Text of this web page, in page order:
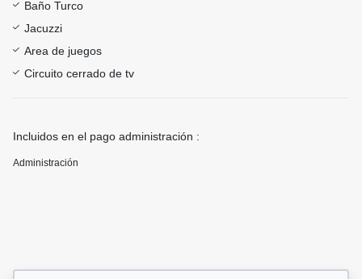
Baño Turco
Jacuzzi
Area de juegos
Circuito cerrado de tv
Incluidos en el pago administración :
Administración